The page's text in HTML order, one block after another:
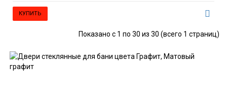
КУПИТЬ
Показано с 1 по 30 из 30 (всего 1 страниц)